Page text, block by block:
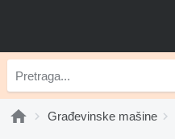
Građevinske mašine